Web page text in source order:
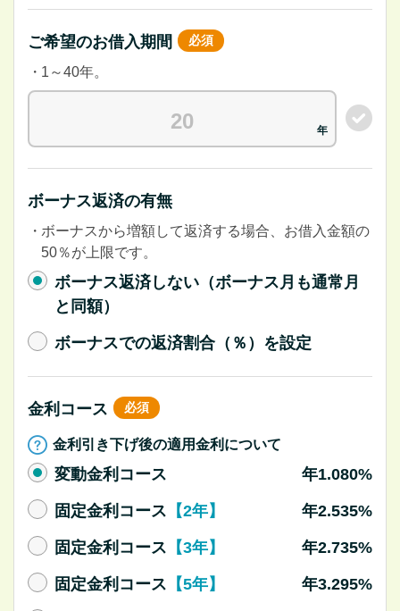
ご希望のお借入期間 必須
1～40年。
ボーナス返済の有無
ボーナスから増額して返済する場合、お借入金額の
50％が上限です。
ボーナス返済しない（ボーナス月も通常月
と同額）
ボーナスでの返済割合（％）を設定
金利コース 必須
金利引き下げ後の適用金利について
変動金利コース 年1.080%
固定金利コース 【2年】 年2.535%
固定金利コース 【3年】 年2.735%
固定金利コース 【5年】 年3.295%